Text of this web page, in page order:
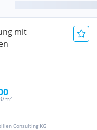
mit
Consulting KG
m²